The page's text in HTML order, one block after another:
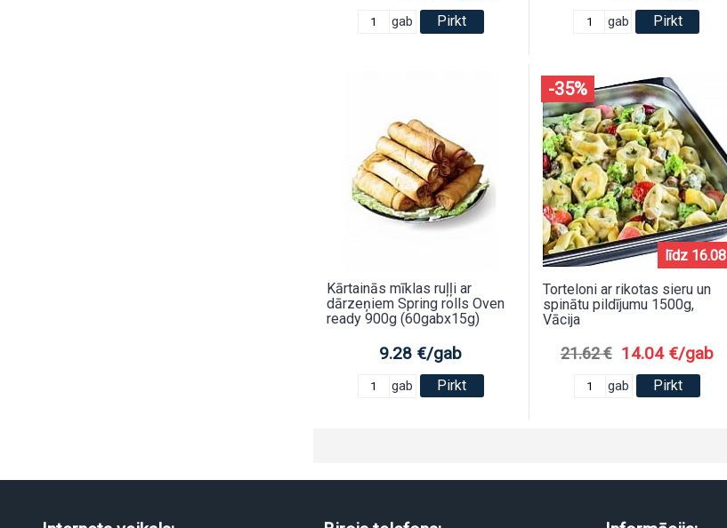
gab Pirkt gab Pirkt
Kārtainās mīklas ruļļi ar
dārzeņiem Spring rolls Oven
ready 900g (60gabx15g)
9.28 €/gab
gab Pirkt
līdz 16.08
-35%
Torteloni ar rikotas sieru un
spinātu pildījumu 1500g,
Vācija
21.62 € 14.04 €/gab
gab Pirkt